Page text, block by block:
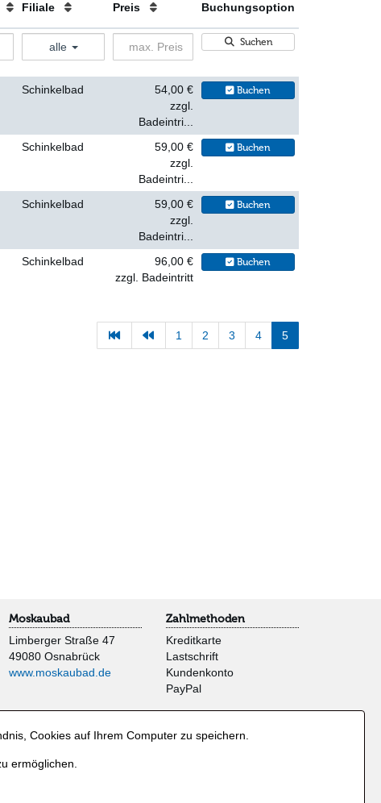
Filiale Preis Buchungsoption
alle Suchen
Schinkelbad
54,00 €
zzgl.
Badeintri...
Buchen
Schinkelbad
59,00 €
zzgl.
Badeintri...
Buchen
Schinkelbad
59,00 €
zzgl.
Badeintri...
Buchen
Schinkelbad
96,00 €
zzgl. Badeintritt
Buchen
1 2 3 4 5
Moskaubad
Limberger Straße 47
49080 Osnabrück
www.moskaubad.de
Zahlmethoden
Kreditkarte
Lastschrift
Kundenkonto
PayPal
Cookies auf Ihrem Computer zu speichern.
ermöglichen.